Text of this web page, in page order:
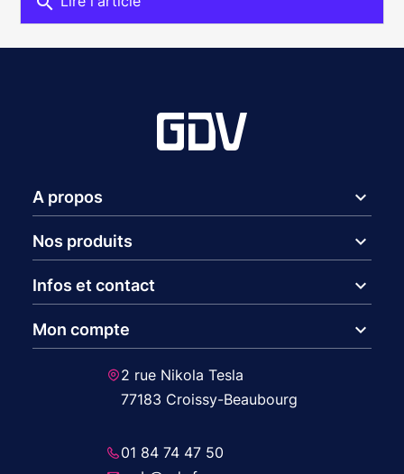
A propos expand_more
Nos produits expand_more
Infos et contact expand_more
Mon compte expand_more
2 rue Nikola Tesla
77183 Croissy-Beaubourg
01 84 74 47 50